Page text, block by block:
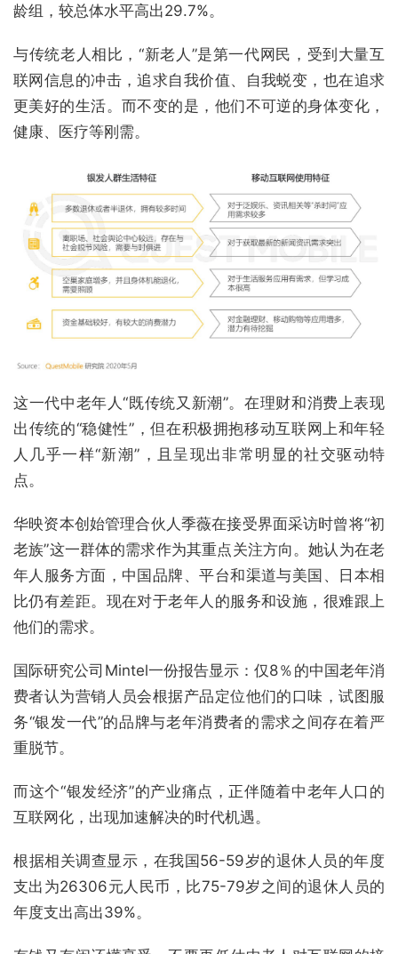
龄组，较总体水平高出29.7%。
与传统老人相比，“新老人”是第一代网民，受到大量互
联网信息的冲击，追求自我价值、自我蜕变，也在追求
更美好的生活。而不变的是，他们不可逆的身体变化，
健康、医疗等刚需。
这一代中老年人“既传统又新潮”。在理财和消费上表现
出传统的“稳健性”，但在积极拥抱移动互联网上和年轻
人几乎一样“新潮”，且呈现出非常明显的社交驱动特
点。
华映资本创始管理合伙人季薇在接受界面采访时曾将“初
老族”这一群体的需求作为其重点关注方向。她认为在老
年人服务方面，中国品牌、平台和渠道与美国、日本相
比仍有差距。现在对于老年人的服务和设施，很难跟上
他们的需求。
国际研究公司Mintel一份报告显示：仅8％的中国老年消
费者认为营销人员会根据产品定位他们的口味，试图服
务“银发一代”的品牌与老年消费者的需求之间存在着严
重脱节。
而这个“银发经济”的产业痛点，正伴随着中老年人口的
互联网化，出现加速解决的时代机遇。
根据相关调查显示，在我国56-59岁的退休人员的年度
支出为26306元人民币，比75-79岁之间的退休人员的
年度支出高出39%。